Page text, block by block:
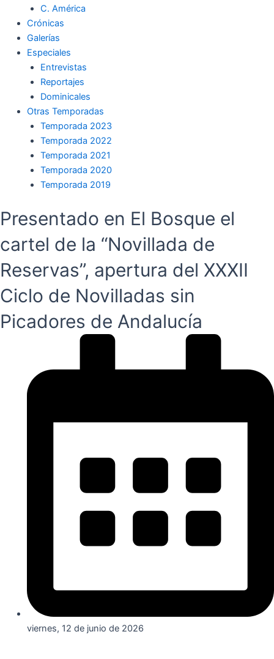
C. América
Crónicas
Galerías
Especiales
Entrevistas
Reportajes
Dominicales
Otras Temporadas
Temporada 2023
Temporada 2022
Temporada 2021
Temporada 2020
Temporada 2019
Presentado en El Bosque el
cartel de la “Novillada de
Reservas”, apertura del XXXII
Ciclo de Novilladas sin
Picadores de Andalucía
viernes, 12 de junio de 2026